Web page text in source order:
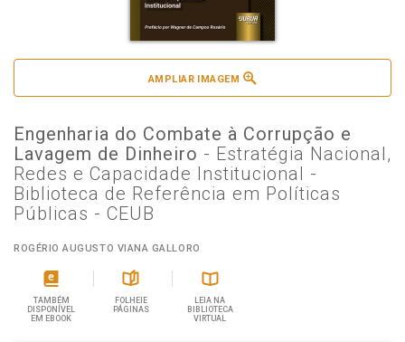
AMPLIAR IMAGEM
Engenharia do Combate à Corrupção e
Lavagem de Dinheiro - Estratégia Nacional,
Redes e Capacidade Institucional -
Biblioteca de Referência em Políticas
Públicas - CEUB
ROGÉRIO AUGUSTO VIANA GALLORO
TAMBÉM
DISPONÍVEL
EM EBOOK
FOLHEIE
PÁGINAS
LEIA NA
BIBLIOTECA
VIRTUAL